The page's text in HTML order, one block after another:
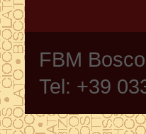
FBM
Tel: +39